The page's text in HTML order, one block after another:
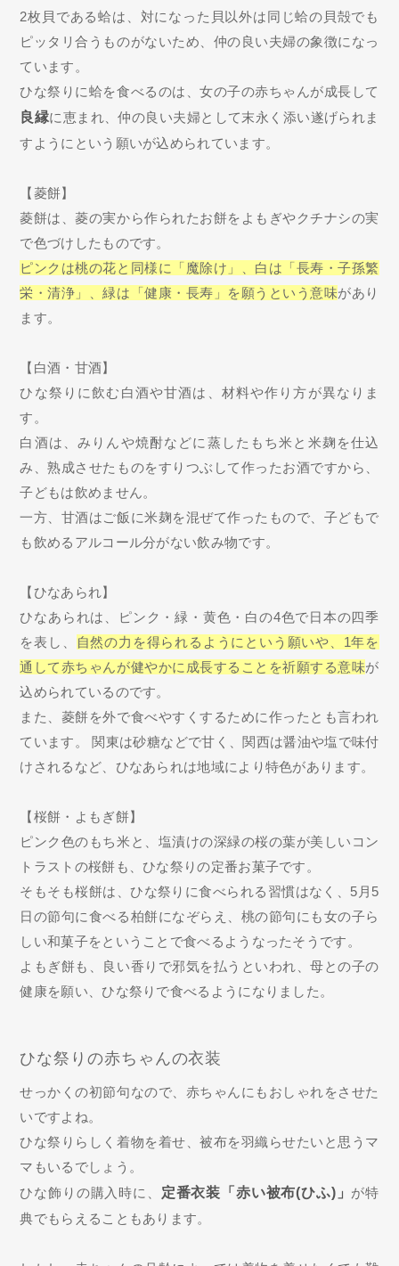
2枚貝である蛤は、対になった貝以外は同じ蛤の貝殻でも
ピッタリ合うものがないため、仲の良い夫婦の象徴になっ
ています。
ひな祭りに蛤を食べるのは、女の子の赤ちゃんが成長して
良縁に恵まれ、仲の良い夫婦として末永く添い遂げられま
すようにという願いが込められています。
【菱餅】
菱餅は、菱の実から作られたお餅をよもぎやクチナシの実
で色づけしたものです。
ピンクは桃の花と同様に「魔除け」、白は「長寿・子孫繁
栄・清浄」、緑は「健康・長寿」を願うという意味があり
ます。
【白酒・甘酒】
ひな祭りに飲む白酒や甘酒は、材料や作り方が異なりま
す。
白酒は、みりんや焼酎などに蒸したもち米と米麹を仕込
み、熟成させたものをすりつぶして作ったお酒ですから、
子どもは飲めません。
一方、甘酒はご飯に米麹を混ぜて作ったもので、子どもで
も飲めるアルコール分がない飲み物です。
【ひなあられ】
ひなあられは、ピンク・緑・黄色・白の4色で日本の四季
を表し、
自然の力を得られるようにという願いや、1年を
通して赤ちゃんが健やかに成長することを祈願する意味が
込められているのです。
また、菱餅を外で食べやすくするために作ったとも言われ
ています。 関東は砂糖などで甘く、関西は醤油や塩で味付
けされるなど、ひなあられは地域により特色があります。
【桜餅・よもぎ餅】
ピンク色のもち米と、塩漬けの深緑の桜の葉が美しいコン
トラストの桜餅も、ひな祭りの定番お菓子です。
そもそも桜餅は、ひな祭りに食べられる習慣はなく、5月5
日の節句に食べる柏餅になぞらえ、桃の節句にも女の子ら
しい和菓子をということで食べるようなったそうです。
よもぎ餅も、良い香りで邪気を払うといわれ、母との子の
健康を願い、ひな祭りで食べるようになりました。
ひな祭りの赤ちゃんの衣装
せっかくの初節句なので、赤ちゃんにもおしゃれをさせた
いですよね。
ひな祭りらしく着物を着せ、被布を羽織らせたいと思うマ
マもいるでしょう。
ひな飾りの購入時に、 定番衣装「赤い被布(ひふ)」 が特
典でもらえることもあります。